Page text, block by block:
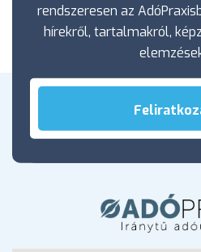
rendszeresen az
hírekről, tartalmakról,